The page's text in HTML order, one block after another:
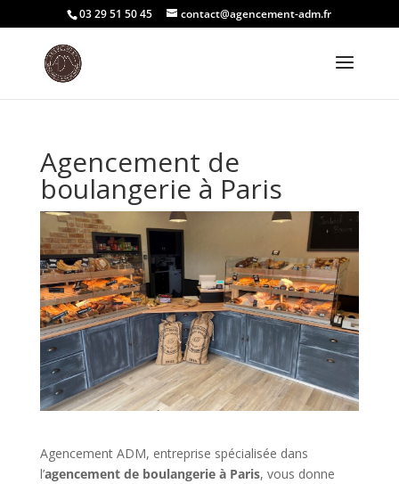
03 29 51 50 45 contact@agencement-adm.fr
Agencement de
boulangerie à Paris
Agencement ADM, entreprise spécialisée dans
l’agencement de boulangerie à Paris, vous donne